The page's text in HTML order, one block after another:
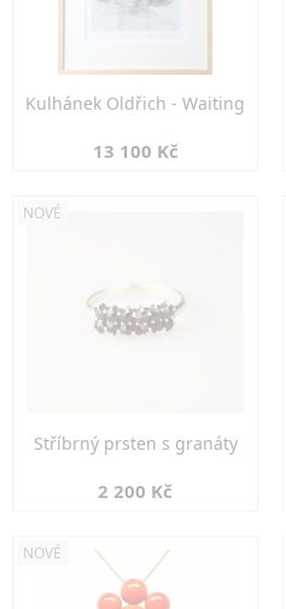
Kulhánek Oldřich - Waiting
13 100 Kč
NOVÉ
Stříbrný prsten s granáty
2 200 Kč
NOVÉ